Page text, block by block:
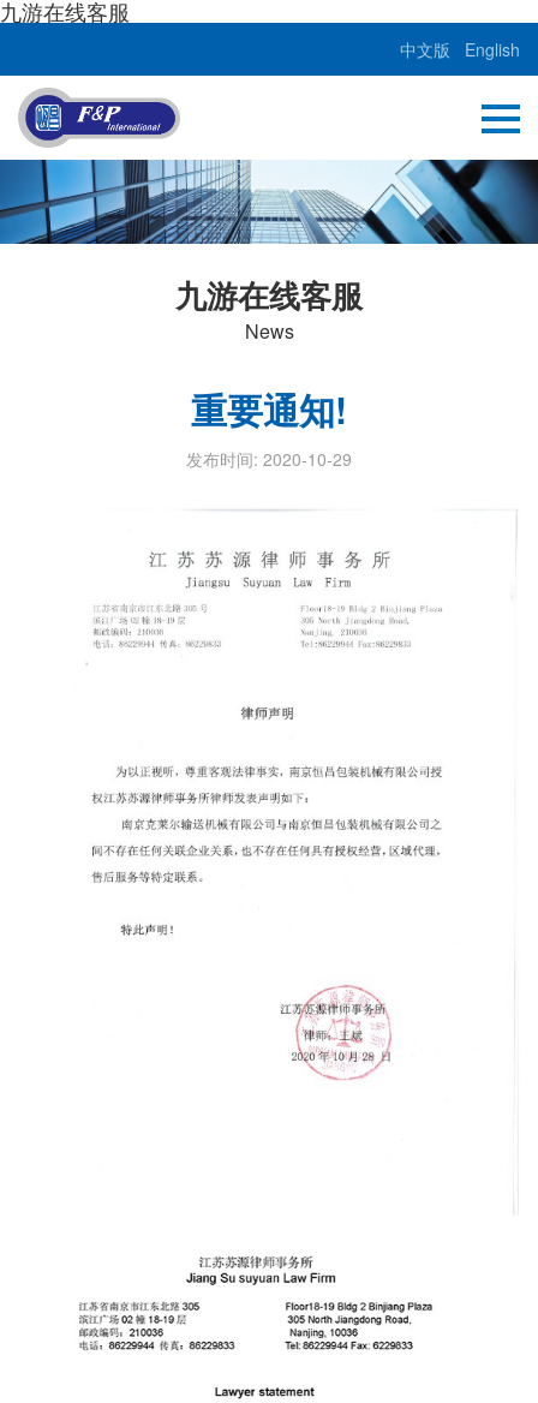
九游在线客服
中文版 English
九游在线客服
News
重要通知!
发布时间: 2020-10-29